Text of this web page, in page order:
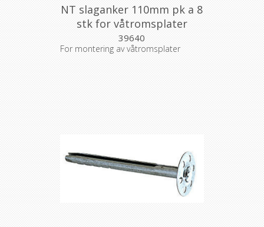
NT slaganker 110mm pk a 8
stk for våtromsplater
39640
For montering av våtromsplater